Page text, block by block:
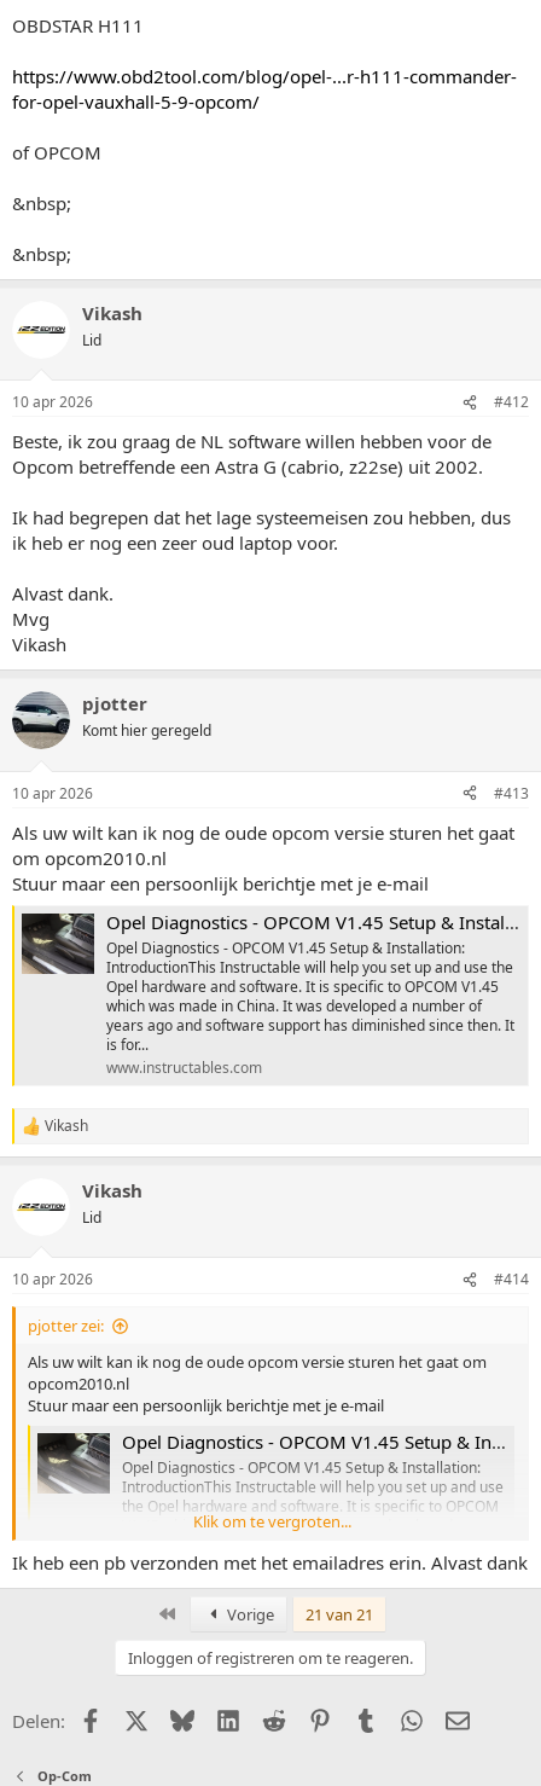
OBDSTAR H111
https://www.obd2tool.com/blog/opel-...r-h111-commander-
for-opel-vauxhall-5-9-opcom/
of OPCOM
&nbsp;
&nbsp;
Vikash
Lid
10 apr 2026 #412
Beste, ik zou graag de NL software willen hebben voor de
Opcom betreffende een Astra G (cabrio, z22se) uit 2002.
Ik had begrepen dat het lage systeemeisen zou hebben, dus
ik heb er nog een zeer oud laptop voor.
Alvast dank.
Mvg
Vikash
pjotter
Komt hier geregeld
10 apr 2026 #413
Als uw wilt kan ik nog de oude opcom versie sturen het gaat
om opcom2010.nl
Stuur maar een persoonlijk berichtje met je e-mail
Opel Diagnostics - OPCOM V1.45 Setup & Installation
Opel Diagnostics - OPCOM V1.45 Setup & Installation:
IntroductionThis Instructable will help you set up and use the
Opel hardware and software. It is specific to OPCOM V1.45
which was made in China. It was developed a number of
years ago and software support has diminished since then. It
is for...
www.instructables.com
W
a
d
n
Vikash
Vikash
Lid
10 apr 2026 #414
pjotter zei:
Als uw wilt kan ik nog de oude opcom versie sturen het gaat om
opcom2010.nl
Stuur maar een persoonlijk berichtje met je e-mail
Opel Diagnostics - OPCOM V1.45 Setup & Installation
Opel Diagnostics - OPCOM V1.45 Setup & Installation:
IntroductionThis Instructable will help you set up and use
the Opel hardware and software. It is specific to OPCOM
V1.45 which was made in China. It was developed a
diminished since then. It is for...
www.instructables.com
Klik om te vergroten...
Ik heb een pb verzonden met het emailadres erin. Alvast dank
Eerste Vorige
21 van 21
Inloggen of registreren om te reageren.
Delen: FacebookX (Twitter)
BlueskyLinkedIn
Reddit PinterestTumblr WhatsApp
E-mail
Op-Com